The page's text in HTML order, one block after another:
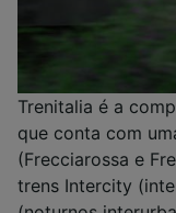
Trenitalia é a
que conta com
(Frecciarossa e
trens Intercity